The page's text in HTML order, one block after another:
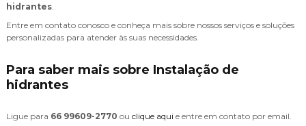
hidrantes
Entre em contato conosco e conheça mais sobre nossos serviços e soluções
personalizadas para atender às suas necessidades.
Para saber mais sobre Instalação de
hidrantes
Ligue para 66 99609-2770 ou clique aqui e entre em contato por email.